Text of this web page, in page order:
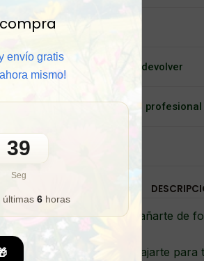
envío gratis
mismo!
36
Seg
últimas 6 horas
al por mayor
8 meses para cambiar o devolver
al cliente y/o Asesoría profesional
para regalo
¿Buscas bañarte de
¿Quieres relajarte